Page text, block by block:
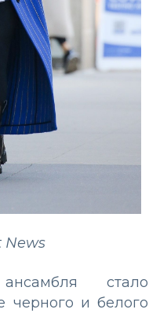
News
стало
черного и белого